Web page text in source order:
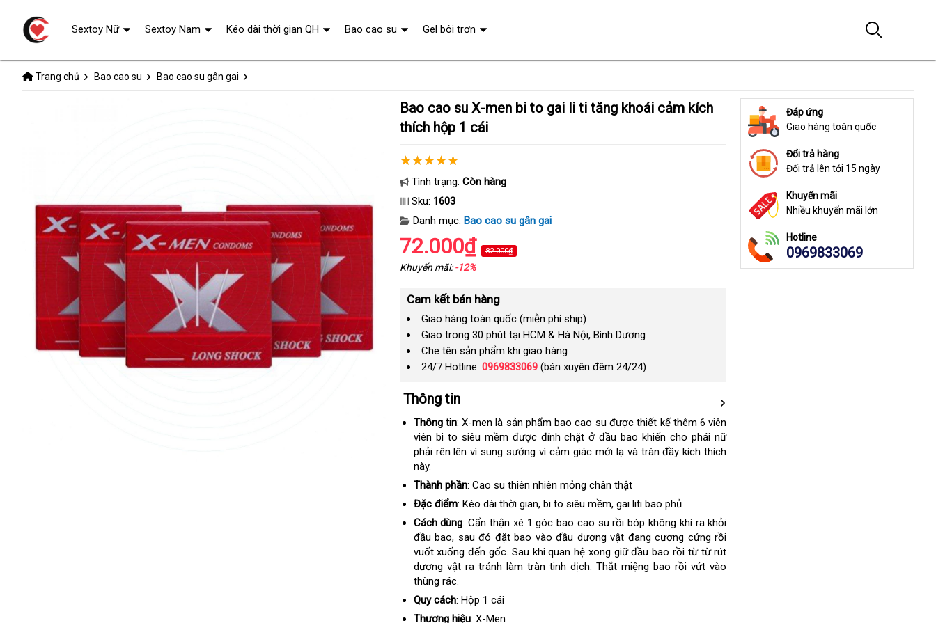
Trang chủ Bao cao su Bao cao su gân gai
Bao cao su X-men bi to gai li ti tăng khoái cảm kích
thích hộp 1 cái
Tình trạng: Còn hàng
Sku: 1603
Danh mục: Bao cao su gân gai
72.000₫ 82.000₫
Khuyến mãi:-12%
Cam kết bán hàng
Giao hàng toàn quốc (miễn phí ship)
Giao trong 30 phút tại HCM & Hà Nội, Bình Dương
Che tên sản phẩm khi giao hàng
24/7 Hotline: 0969833069(bán xuyên đêm 24/24)
Thông tin
Thông tin: X-men là sản phẩm bao cao su được thiết kế thêm 6 viên
viên bi to siêu mềm được đính chặt ở đầu bao khiến cho phái nữ
phải rên lên vì sung sướng vì cảm giác mới lạ và tràn đầy kích thích
này.
Thành phần: Cao su thiên nhiên mỏng chân thật
Đặc điểm: Kéo dài thời gian, bi to siêu mềm, gai liti bao phủ
Cách dùng: Cẩn thận xé 1 góc bao cao su rồi bóp không khí ra khỏi
đầu bao, sau đó đặt bao vào đầu dương vật đang cương cứng rồi
vuốt xuống đến gốc. Sau khi quan hệ xong giữ đầu bao rồi từ từ rút
dương vật ra tránh làm tràn tinh dịch. Thắt miệng bao rồi vứt vào
thùng rác.
Quy cách: Hộp 1 cái
Thương hiệu: X-Men
Đáp ứng
Giao hàng toàn quốc
Đổi trả hàng
Đổi trả lên tới 15 ngày
Khuyến mãi
Nhiều khuyến mãi lớn
Hotline
0969833069
Sextoy Nữ Sextoy Nam Kéo dài thời gian QH Bao cao su Gel bôi trơn